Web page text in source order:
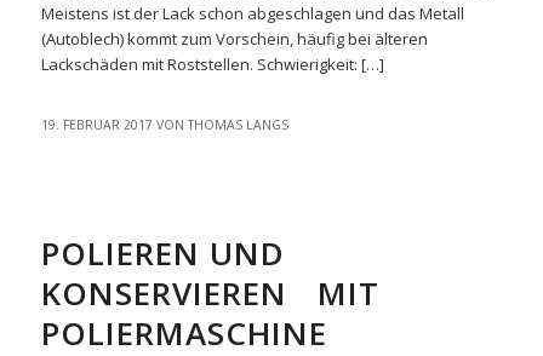
Meistens ist der Lack schon abgeschlagen und das Metall
(Autoblech) kommt zum Vorschein, häufig bei älteren
Lackschäden mit Roststellen. Schwierigkeit: […]
19. FEBRUAR 2017 VONTHOMAS LANGS
POLIEREN UND
KONSERVIEREN MIT
POLIERMASCHINE